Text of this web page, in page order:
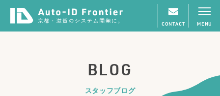
CONTACT MENU
BLOG
スタッフブログ